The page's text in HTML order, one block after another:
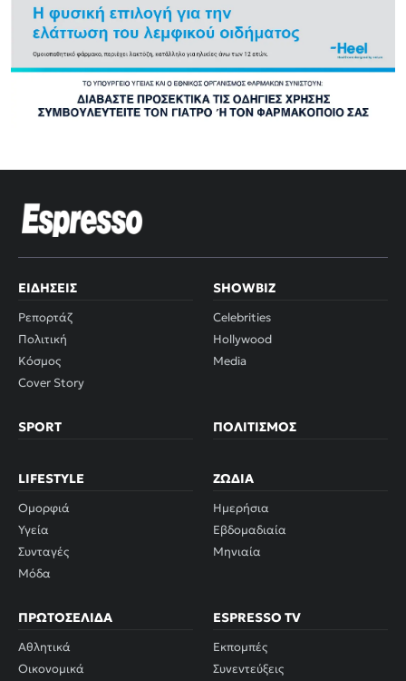
ΕΙΔΉΣΕΙΣ
Ρεπορτάζ
Πολιτική
Κόσμος
Cover Story
SHOWBIZ
Celebrities
Hollywood
Media
SPORT ΠΟΛΙΤΙΣΜΌΣ
LIFESTYLE
Ομορφιά
Υγεία
Συνταγές
Μόδα
ΖΏΔΙΑ
Ημερήσια
Εβδομαδιαία
Μηνιαία
ΠΡΩΤΟΣΈΛΙΔΑ
Αθλητικά
Οικονομικά
ESPRESSO TV
Εκπομπές
Συνεντεύξεις